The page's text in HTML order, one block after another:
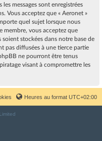
les messages sont enregistrées
Vous acceptez que « Aeronet »
quel sujet lorsque nous
membre, vous acceptez que
stockées dans notre base de
pas diffusées à une tierce partie
ne pourront être tenus
visant à compromettre les
Heures au format UTC+02:00